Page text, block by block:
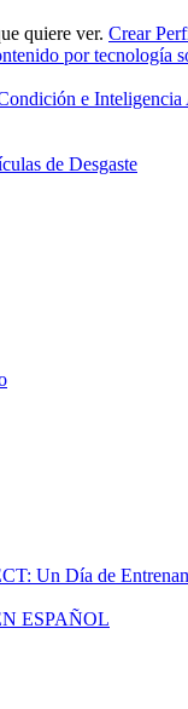
quiere ver. Crear
por tecnología
e
de Desgaste
Un Día de
ESPAÑOL